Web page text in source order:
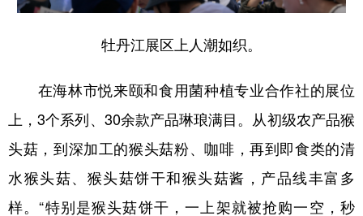
牡丹江展区上人潮如织。
在海林市悦来颐和食用菌种植专业合作社的展位
上，3个系列、30余款产品琳琅满目。从初级农产品猴
头菇，到深加工的猴头菇粉、咖啡，再到即食类的清
水猴头菇、猴头菇饼干和猴头菇酱，产品线丰富多
样。“特别是猴头菇饼干，一上架就被抢购一空，秒